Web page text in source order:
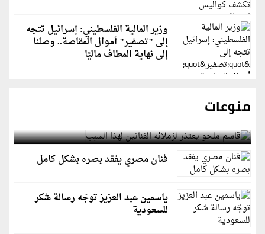
وزير المالية الفلسطيني: إسرائيل تتجه
إلى "تصفير" أموال المقاصة.. وصلنا
إلى نهاية المطاف ماليًا
منوعات
قاسم ملحو يعتذر لزملائه الفنانين لهذا السبب
فنان مصري يفقد بصره بشكل كامل
ياسمين عبد العزيز توجّه رسالة شكر
للسعودية